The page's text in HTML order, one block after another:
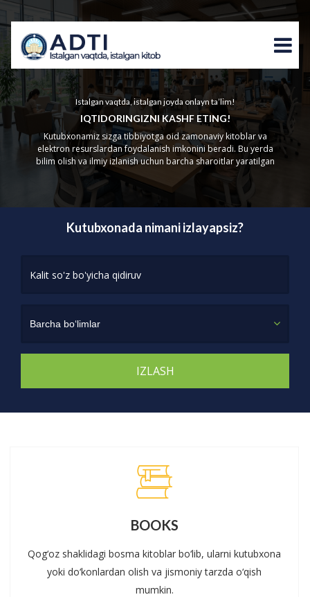
Istalgan vaqtda, istalgan joyda onlayn ta’lim!
IQTIDORINGIZNI KASHF ETING!
Kutubxonamiz sizga tibbiyotga oid zamonaviy kitoblar va
elektron resurslardan foydalanish imkonini beradi. Bu yerda
bilim olish va ilmiy izlanish uchun barcha sharoitlar yaratilgan
Kutubxonada nimani izlayapsiz?
Barcha bo‘limlar
BOOKS
Qog‘oz shaklidagi bosma kitoblar bo‘lib, ularni kutubxona
yoki do‘konlardan olish va jismoniy tarzda o‘qish
mumkin.